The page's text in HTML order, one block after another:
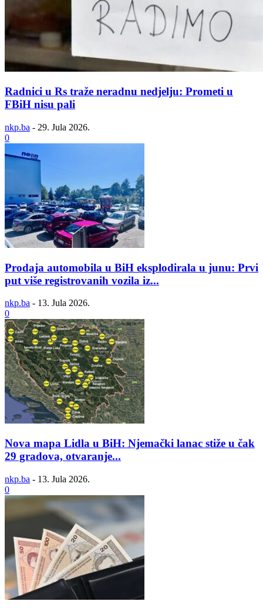
Radnici u Rs traže neradnu nedjelju: Prometi u
FBiH nisu pali
nkp.ba - 29. Jula 2026.
0
Prodaja automobila u BiH eksplodirala u junu: Prvi
put više registrovanih vozila iz...
nkp.ba - 13. Jula 2026.
0
Nova mapa Lidla u BiH: Njemački lanac stiže u čak
29 gradova, otvaranje...
nkp.ba - 13. Jula 2026.
0